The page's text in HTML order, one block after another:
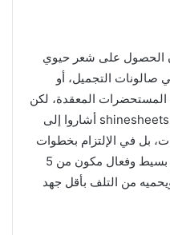
الحصول على شعر حيوي
صالونات التجميل، أو
المعقدة، لكن
خبراء العناية بالشعر حسب موقع shinesheets أشاروا إلى
بل في الإلتزام بخطوات
أساسية مدروسة، بواسطة روتين بسيط وفعال مكون من 5
من التلف بأقل جهد